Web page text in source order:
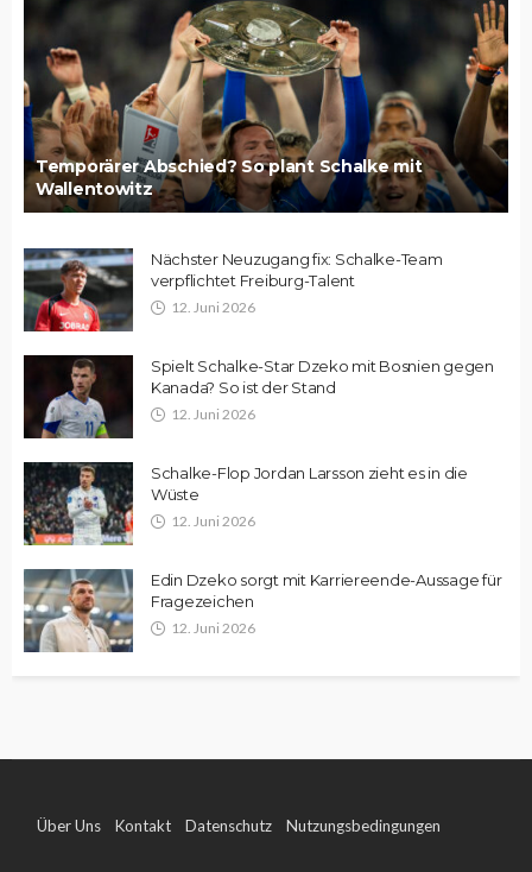
Temporärer Abschied? So plant Schalke mit
Wallentowitz
Nächster Neuzugang fix: Schalke-Team
verpflichtet Freiburg-Talent
12. Juni 2026
Spielt Schalke-Star Dzeko mit Bosnien gegen
Kanada? So ist der Stand
12. Juni 2026
Schalke-Flop Jordan Larsson zieht es in die
Wüste
12. Juni 2026
Edin Dzeko sorgt mit Karriereende-Aussage für
Fragezeichen
12. Juni 2026
Über Uns Kontakt Datenschutz Nutzungsbedingungen